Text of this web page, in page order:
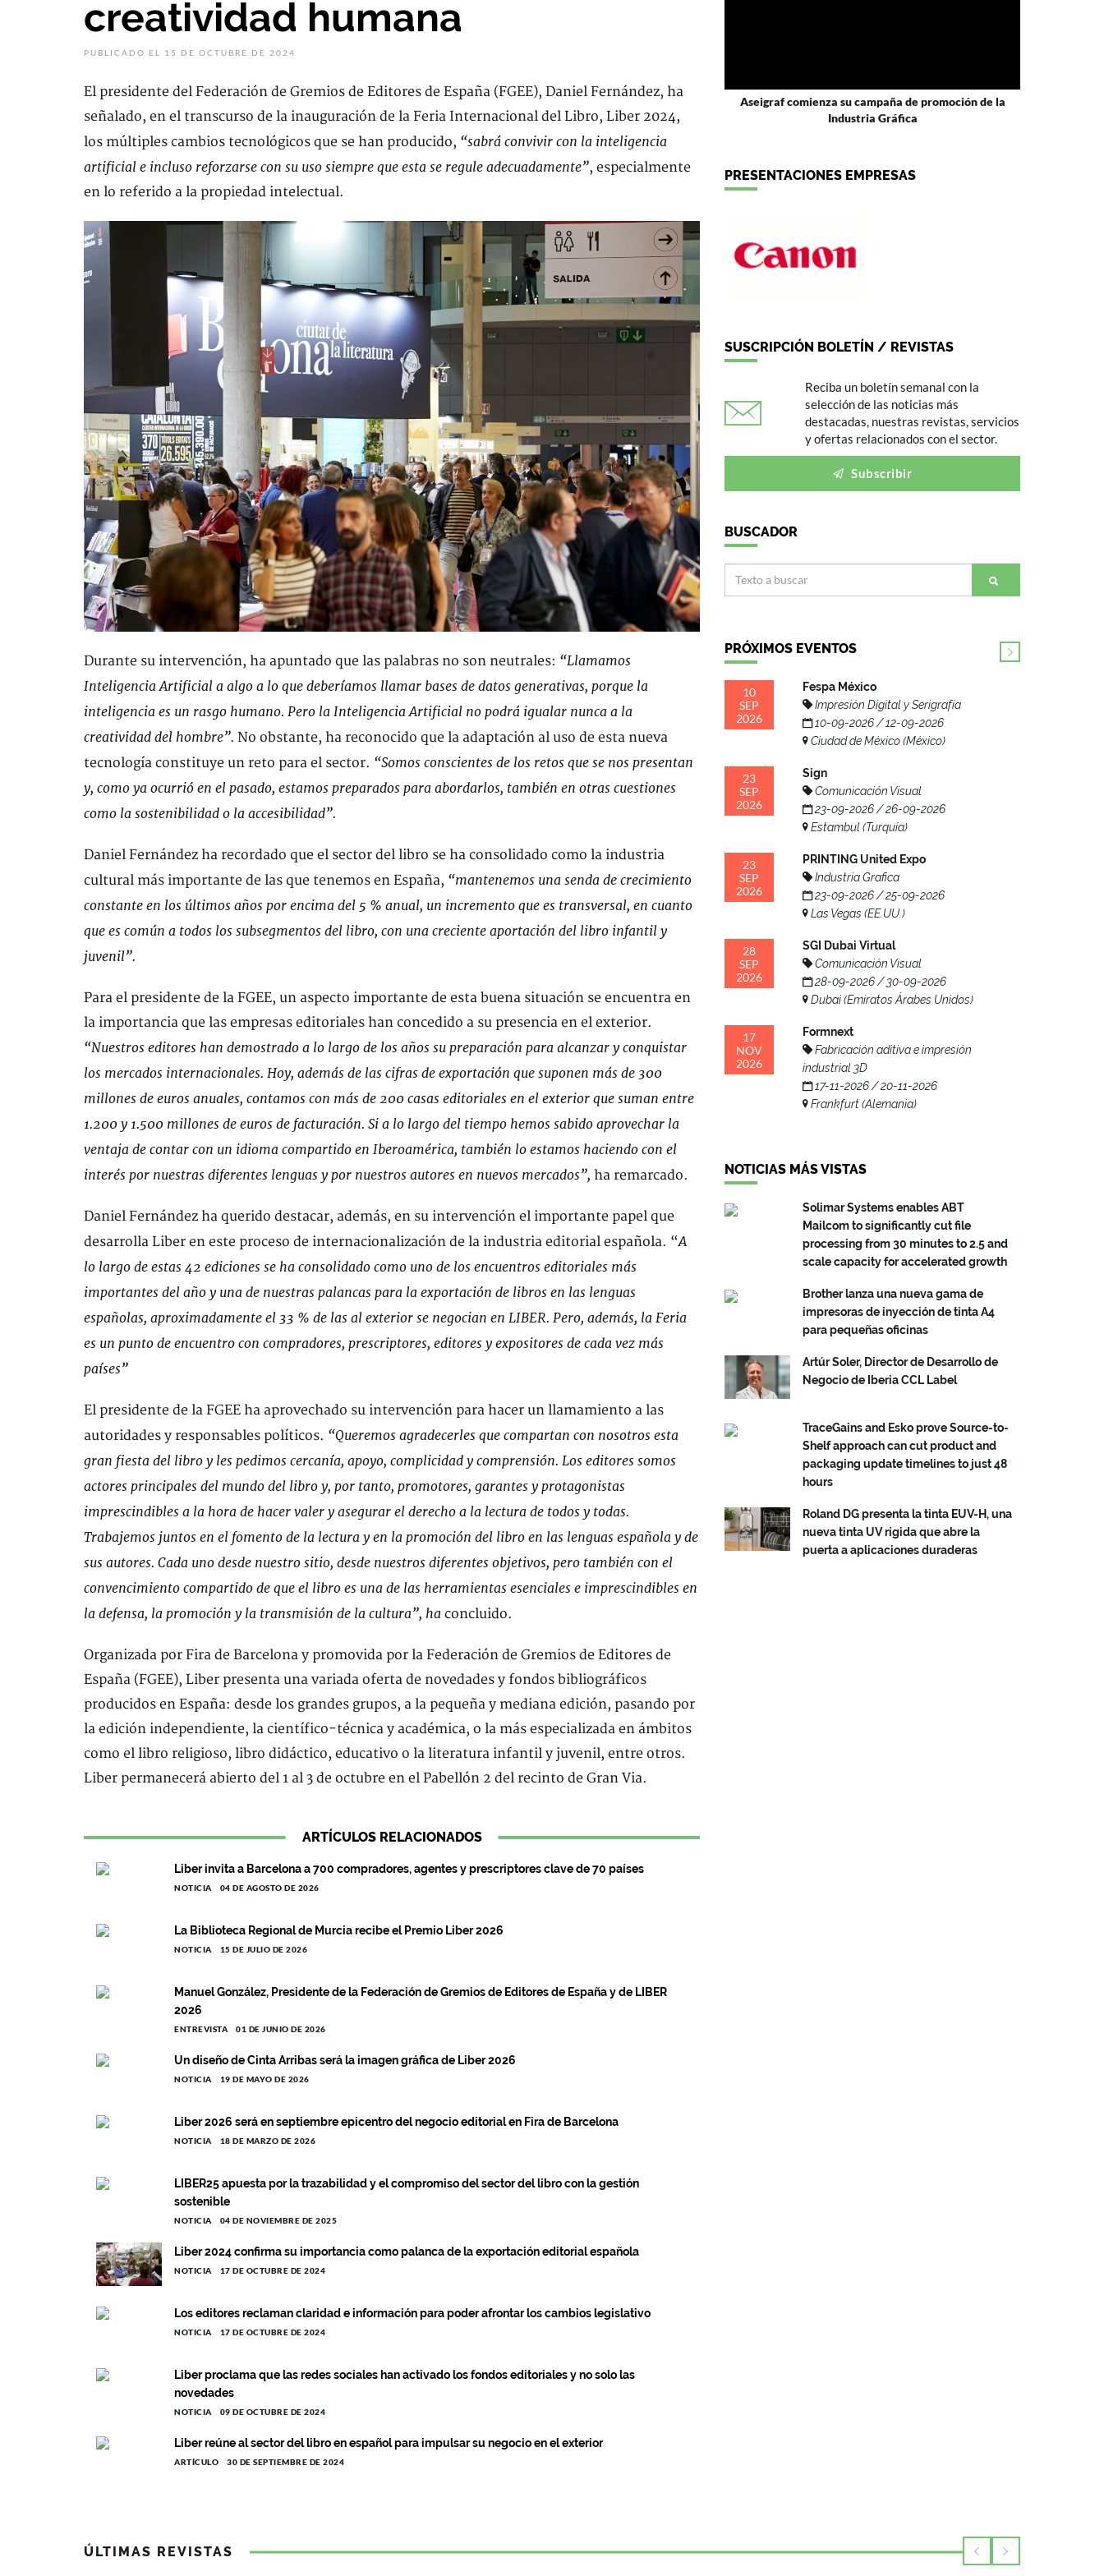
creatividad humana
PUBLICADO EL 15 DE OCTUBRE DE 2024
El presidente del Federación de Gremios de Editores de España (FGEE), Daniel Fernández, ha
señalado, en el transcurso de la inauguración de la Feria Internacional del Libro, Liber 2024,
los múltiples cambios tecnológicos que se han producido, “sabrá convivir con la inteligencia
artificial e incluso reforzarse con su uso siempre que esta se regule adecuadamente”, especialmente
en lo referido a la propiedad intelectual.
Durante su intervención, ha apuntado que las palabras no son neutrales: “Llamamos
Inteligencia Artificial a algo a lo que deberíamos llamar bases de datos generativas, porque la
inteligencia es un rasgo humano. Pero la Inteligencia Artificial no podrá igualar nunca a la
creatividad del hombre”. No obstante, ha reconocido que la adaptación al uso de esta nueva
tecnología constituye un reto para el sector. “Somos conscientes de los retos que se nos presentan
y, como ya ocurrió en el pasado, estamos preparados para abordarlos, también en otras cuestiones
como la sostenibilidad o la accesibilidad”.
Daniel Fernández ha recordado que el sector del libro se ha consolidado como la industria
cultural más importante de las que tenemos en España, “mantenemos una senda de crecimiento
constante en los últimos años por encima del 5 % anual, un incremento que es transversal, en cuanto
que es común a todos los subsegmentos del libro, con una creciente aportación del libro infantil y
juvenil”.
Para el presidente de la FGEE, un aspecto importante de esta buena situación se encuentra en
la importancia que las empresas editoriales han concedido a su presencia en el exterior.
“Nuestros editores han demostrado a lo largo de los años su preparación para alcanzar y conquistar
los mercados internacionales. Hoy, además de las cifras de exportación que suponen más de 300
millones de euros anuales, contamos con más de 200 casas editoriales en el exterior que suman entre
1.200 y 1.500 millones de euros de facturación. Si a lo largo del tiempo hemos sabido aprovechar la
ventaja de contar con un idioma compartido en Iberoamérica, también lo estamos haciendo con el
interés por nuestras diferentes lenguas y por nuestros autores en nuevos mercados”, ha remarcado.
Daniel Fernández ha querido destacar, además, en su intervención el importante papel que
desarrolla Liber en este proceso de internacionalización de la industria editorial española. “A
lo largo de estas 42 ediciones se ha consolidado como uno de los encuentros editoriales más
importantes del año y una de nuestras palancas para la exportación de libros en las lenguas
españolas, aproximadamente el 33 % de las al exterior se negocian en LIBER. Pero, además, la Feria
es un punto de encuentro con compradores, prescriptores, editores y expositores de cada vez más
países”
El presidente de la FGEE ha aprovechado su intervención para hacer un llamamiento a las
autoridades y responsables políticos. “Queremos agradecerles que compartan con nosotros esta
gran fiesta del libro y les pedimos cercanía, apoyo, complicidad y comprensión. Los editores somos
actores principales del mundo del libro y, por tanto, promotores, garantes y protagonistas
imprescindibles a la hora de hacer valer y asegurar el derecho a la lectura de todos y todas.
Trabajemos juntos en el fomento de la lectura y en la promoción del libro en las lenguas española y de
sus autores. Cada uno desde nuestro sitio, desde nuestros diferentes objetivos, pero también con el
convencimiento compartido de que el libro es una de las herramientas esenciales e imprescindibles en
la defensa, la promoción y la transmisión de la cultura”, ha concluido.
Organizada por Fira de Barcelona y promovida por la Federación de Gremios de Editores de
España (FGEE), Liber presenta una variada oferta de novedades y fondos bibliográficos
producidos en España: desde los grandes grupos, a la pequeña y mediana edición, pasando por
la edición independiente, la científico-técnica y académica, o la más especializada en ámbitos
como el libro religioso, libro didáctico, educativo o la literatura infantil y juvenil, entre otros.
Liber permanecerá abierto del 1 al 3 de octubre en el Pabellón 2 del recinto de Gran Via.
ARTÍCULOS RELACIONADOS
Liber invita a Barcelona a 700 compradores, agentes y prescriptores clave de 70 países
NOTICIA 04 DE AGOSTO DE 2026
La Biblioteca Regional de Murcia recibe el Premio Liber 2026
NOTICIA 15 DE JULIO DE 2026
Manuel González, Presidente de la Federación de Gremios de Editores de España y de LIBER
2026
ENTREVISTA 01 DE JUNIO DE 2026
Un diseño de Cinta Arribas será la imagen gráfica de Liber 2026
NOTICIA 19 DE MAYO DE 2026
Liber 2026 será en septiembre epicentro del negocio editorial en Fira de Barcelona
NOTICIA 18 DE MARZO DE 2026
LIBER25 apuesta por la trazabilidad y el compromiso del sector del libro con la gestión
sostenible
NOTICIA 04 DE NOVIEMBRE DE 2025
Liber 2024 confirma su importancia como palanca de la exportación editorial española
NOTICIA 17 DE OCTUBRE DE 2024
Los editores reclaman claridad e información para poder afrontar los cambios legislativo
NOTICIA 17 DE OCTUBRE DE 2024
Liber proclama que las redes sociales han activado los fondos editoriales y no solo las
novedades
NOTICIA 09 DE OCTUBRE DE 2024
Liber reúne al sector del libro en español para impulsar su negocio en el exterior
ARTÍCULO 30 DE SEPTIEMBRE DE 2024
Aseigraf comienza su campaña de promoción de la
Industria Gráfica
PRESENTACIONES EMPRESAS
SUSCRIPCIÓN BOLETÍN / REVISTAS
Reciba un boletín semanal con la
selección de las noticias más
destacadas, nuestras revistas, servicios
y ofertas relacionados con el sector.
Subscribir
BUSCADOR
PRÓXIMOS EVENTOS
10
SEP
2026
Fespa México
Impresión Digital y Serigrafía
10-09-2026 / 12-09-2026
Ciudad de México (México)
23
SEP
2026
Sign
Comunicación Visual
23-09-2026 / 26-09-2026
Estambul (Turquía)
23
SEP
2026
PRINTING United Expo
Industria Grafica
23-09-2026 / 25-09-2026
Las Vegas (EE.UU.)
28
SEP
2026
SGI Dubai Virtual
Comunicación Visual
28-09-2026 / 30-09-2026
Dubai (Emiratos Árabes Unidos)
17
NOV
2026
Formnext
Fabricación aditiva e impresión
industrial 3D
17-11-2026 / 20-11-2026
Frankfurt (Alemania)
NOTICIAS MÁS VISTAS
Solimar Systems enables ABT
Mailcom to significantly cut file
processing from 30 minutes to 2.5 and
scale capacity for accelerated growth
Brother lanza una nueva gama de
impresoras de inyección de tinta A4
para pequeñas oficinas
Artúr Soler, Director de Desarrollo de
Negocio de Iberia CCL Label
TraceGains and Esko prove Source-to-
Shelf approach can cut product and
packaging update timelines to just 48
hours
Roland DG presenta la tinta EUV-H, una
nueva tinta UV rígida que abre la
puerta a aplicaciones duraderas
ÚLTIMAS REVISTAS